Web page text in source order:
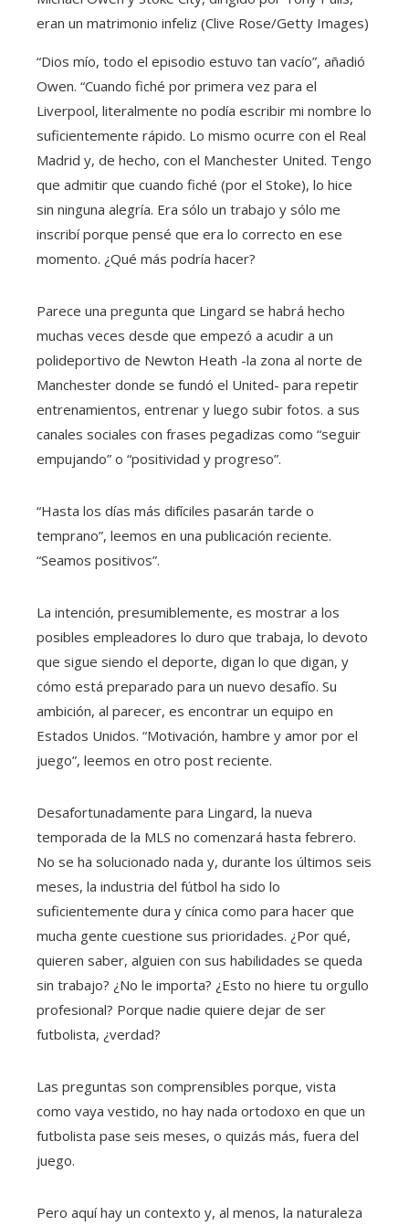
eran un matrimonio infeliz (Clive Rose/Getty Images)
“Dios mío, todo el episodio estuvo tan vacío”, añadió
Owen. “Cuando fiché por primera vez para el
Liverpool, literalmente no podía escribir mi nombre lo
suficientemente rápido. Lo mismo ocurre con el Real
Madrid y, de hecho, con el Manchester United. Tengo
que admitir que cuando fiché (por el Stoke), lo hice
sin ninguna alegría. Era sólo un trabajo y sólo me
inscribí porque pensé que era lo correcto en ese
momento. ¿Qué más podría hacer?
Parece una pregunta que Lingard se habrá hecho
muchas veces desde que empezó a acudir a un
polideportivo de Newton Heath -la zona al norte de
Manchester donde se fundó el United- para repetir
entrenamientos, entrenar y luego subir fotos. a sus
canales sociales con frases pegadizas como “seguir
empujando” o “positividad y progreso”.
“Hasta los días más difíciles pasarán tarde o
temprano”, leemos en una publicación reciente.
“Seamos positivos”.
La intención, presumiblemente, es mostrar a los
posibles empleadores lo duro que trabaja, lo devoto
que sigue siendo el deporte, digan lo que digan, y
cómo está preparado para un nuevo desafío. Su
ambición, al parecer, es encontrar un equipo en
Estados Unidos. “Motivación, hambre y amor por el
juego”, leemos en otro post reciente.
Desafortunadamente para Lingard, la nueva
temporada de la MLS no comenzará hasta febrero.
No se ha solucionado nada y, durante los últimos seis
meses, la industria del fútbol ha sido lo
suficientemente dura y cínica como para hacer que
mucha gente cuestione sus prioridades. ¿Por qué,
quieren saber, alguien con sus habilidades se queda
sin trabajo? ¿No le importa? ¿Esto no hiere tu orgullo
profesional? Porque nadie quiere dejar de ser
futbolista, ¿verdad?
Las preguntas son comprensibles porque, vista
como vaya vestido, no hay nada ortodoxo en que un
futbolista pase seis meses, o quizás más, fuera del
juego.
Pero aquí hay un contexto y, al menos, la naturaleza